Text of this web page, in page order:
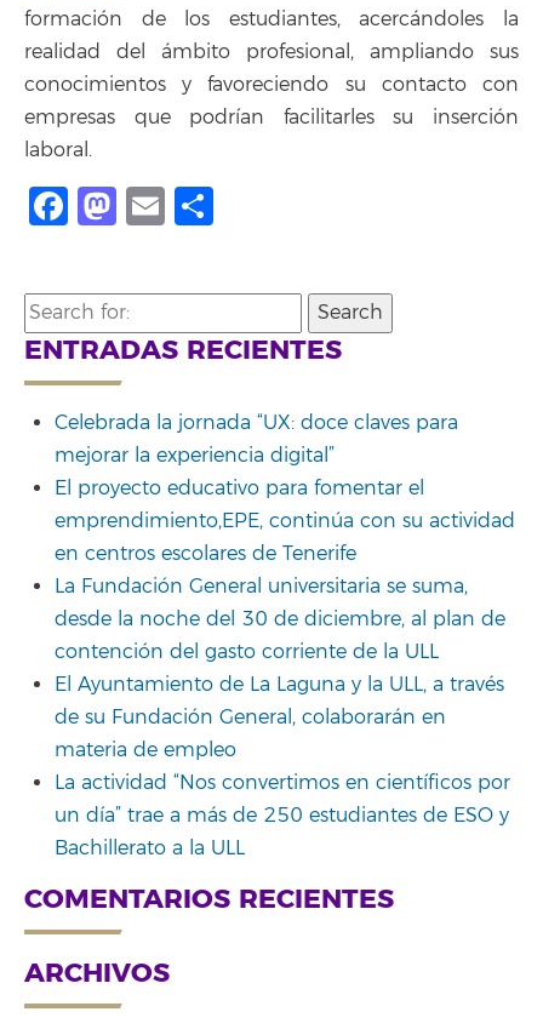
formación de los estudiantes, acercándoles la
realidad del ámbito profesional, ampliando sus
conocimientos y favoreciendo su contacto con
empresas que podrían facilitarles su inserción
laboral.
Facebook
Mastodon
Email
Search
for:
ENTRADAS RECIENTES
Celebrada la jornada “UX: doce claves para
mejorar la experiencia digital”
El proyecto educativo para fomentar el
emprendimiento,EPE, continúa con su actividad
en centros escolares de Tenerife
La Fundación General universitaria se suma,
desde la noche del 30 de diciembre, al plan de
contención del gasto corriente de la ULL
El Ayuntamiento de La Laguna y la ULL, a través
de su Fundación General, colaborarán en
materia de empleo
La actividad “Nos convertimos en científicos por
un día” trae a más de 250 estudiantes de ESO y
Bachillerato a la ULL
COMENTARIOS RECIENTES
ARCHIVOS